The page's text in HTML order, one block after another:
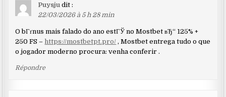
Puysju dit :
22/03/2026 à 5 h 28 min
O bГґnus mais falado do ano estГЎ no Mostbet вЂ“ 125% +
250 FS – https://mostbetpt.pro/ , Mostbet entrega tudo o que
o jogador moderno procura: venha conferir .
Répondre